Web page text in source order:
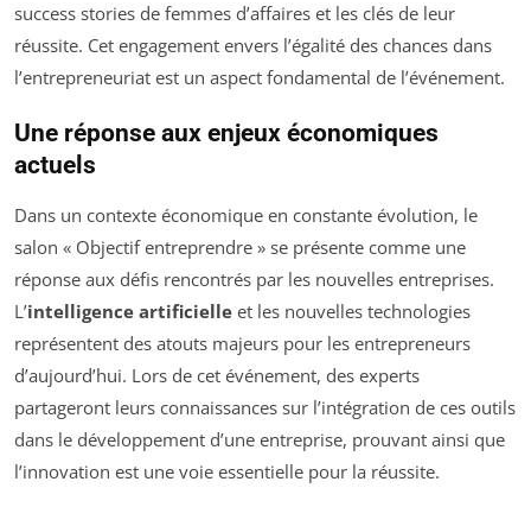
success stories de femmes d’affaires et les clés de leur
réussite. Cet engagement envers l’égalité des chances dans
l’entrepreneuriat est un aspect fondamental de l’événement.
Une réponse aux enjeux économiques
actuels
Dans un contexte économique en constante évolution, le
salon « Objectif entreprendre » se présente comme une
réponse aux défis rencontrés par les nouvelles entreprises.
L’intelligence artificielle et les nouvelles technologies
représentent des atouts majeurs pour les entrepreneurs
d’aujourd’hui. Lors de cet événement, des experts
partageront leurs connaissances sur l’intégration de ces outils
dans le développement d’une entreprise, prouvant ainsi que
l’innovation est une voie essentielle pour la réussite.